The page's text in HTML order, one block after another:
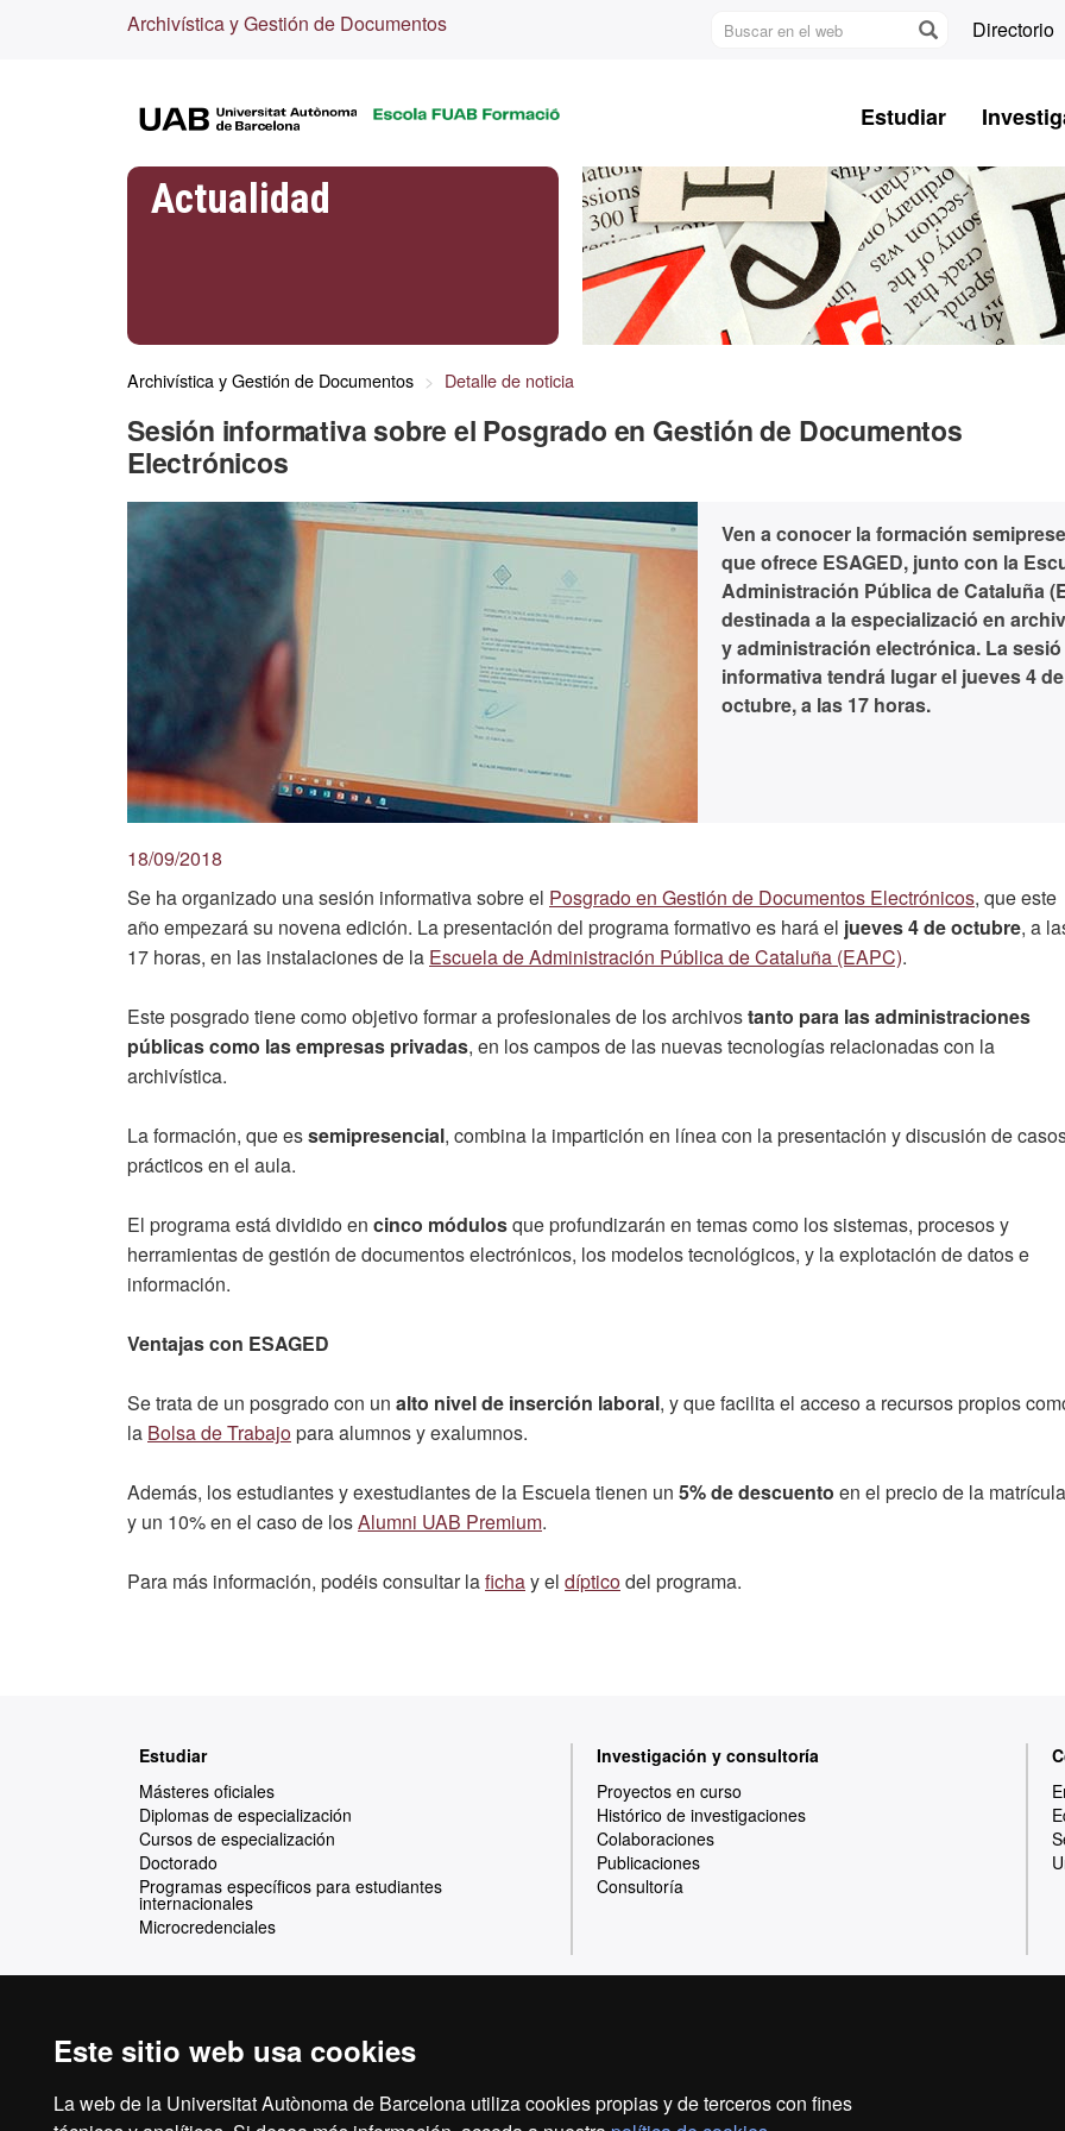
Este sitio web usa cookies
La web de la Universitat Autònoma de Barcelona utiliza cookies propias y de terceros con fines
Archivística y Gestión de Documentos
Buscar
Directorio
B
Estudiar
Actualidad
Archivística y Gestión de Documentos Detalle de noticia
Sesión informativa sobre el Posgrado en Gestión de Documentos
Electrónicos
Ven a conocer la formación
que ofrece ESAGED, junto con la
Administración Pública de Cataluña
destinada a la especializació en
y administración electrónica. La sesió
informativa tendrá lugar el jueves 4 de
octubre, a las 17 horas.
18/09/2018
Se ha organizado una sesión informativa sobre el Posgrado en Gestión de Documentos Electrónicos, que este
año empezará su novena edición. La presentación del programa formativo es hará el jueves 4 de octubre, a
17 horas, en las instalaciones de la Escuela de Administración Pública de Cataluña (EAPC).
Este posgrado tiene como objetivo formar a profesionales de los archivostanto para las administraciones
públicas como las empresas privadas, en los campos de las nuevas tecnologías relacionadas con la
archivística.
La formación, que essemipresencial, combina la impartición en línea con la presentación y discusión de
prácticos en el aula.
El programa está dividido en cinco módulosque profundizarán en temas como los sistemas, procesos y
herramientas de gestión de documentos electrónicos, los modelos tecnológicos, y la explotación de datos e
información.
Ventajas con ESAGED
Se trata de un posgrado con un alto nivel de inserción laboral, y que facilita el acceso a recursos propios
la Bolsa de Trabajopara alumnos y exalumnos.
Además, los estudiantes y exestudiantes de la Escuela tienen un 5% de descuento en el precio de la
y un 10% en el caso de losAlumni UAB Premium.
Para más información, podéis consultar lafichay el dípticodel programa.
Estudiar
Másteres oficiales
Diplomas de especialización
Cursos de especialización
Doctorado
Programas específicos para estudiantes
internacionales
Microcredenciales
Investigación y consultoría
Proyectos en curso
Histórico de investigaciones
Colaboraciones
Publicaciones
Consultoría
Reconocimiento internacional de la excelencia
Somos una universidad líder que imparte una